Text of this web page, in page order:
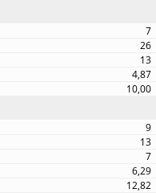
7
26
13
4,87
10,00
9
13
7
6,29
12,82